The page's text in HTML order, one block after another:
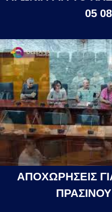
05
ΑΠΟΧΩΡΗΣΕΙΣ
ΠΡΑΣΙΝΟΥ